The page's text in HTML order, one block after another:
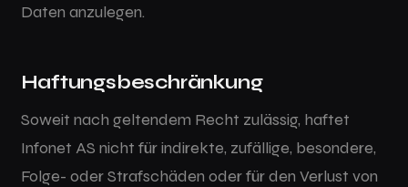
Daten anzulegen.
Haftungsbeschränkung
Soweit nach geltendem Recht zulässig, haftet
Infonet AS nicht für indirekte, zufällige, besondere,
Folge- oder Strafschäden oder für den Verlust von